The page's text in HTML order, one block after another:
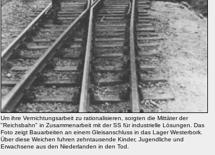
Um ihre Vernichtungsarbeit zu rationalisieren, sorgten die Mittäter der
"Reichsbahn" in Zusammenarbeit mit der SS für industrielle Lösungen. Das
Foto zeigt Bauarbeiten an einem Gleisanschluss in das Lager Westerbork.
Über diese Weichen fuhren zehntausende Kinder, Jugendliche und
Erwachsene aus den Niederlanden in den Tod.